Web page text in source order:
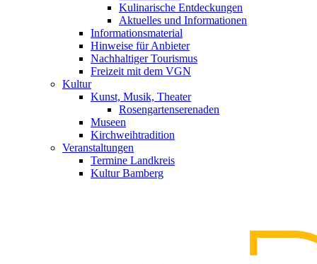
Kulinarische Entdeckungen
Aktuelles und Informationen
Informationsmaterial
Hinweise für Anbieter
Nachhaltiger Tourismus
Freizeit mit dem VGN
Kultur
Kunst, Musik, Theater
Rosengartenserenaden
Museen
Kirchweihtradition
Veranstaltungen
Termine Landkreis
Kultur Bamberg